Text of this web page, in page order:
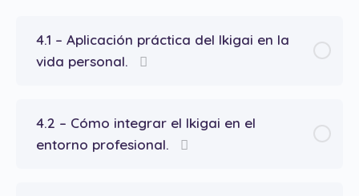
4.1 – Aplicación práctica del Ikigai en la
vida personal.
4.2 – Cómo integrar el Ikigai en el
entorno profesional.